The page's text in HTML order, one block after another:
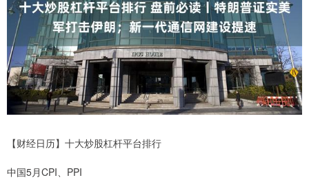
【财经日历】十大炒股杠杆平台排行
中国5月CPI、PPI